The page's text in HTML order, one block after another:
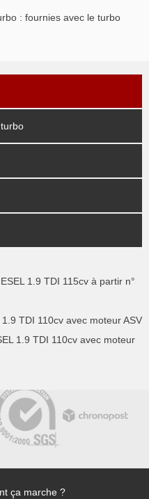
: fournies avec le turbo
1.9 TDI 115cv à partir n°
TDI 110cv avec moteur ASV
1.9 TDI 110cv avec moteur
ça marche ?